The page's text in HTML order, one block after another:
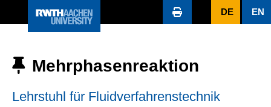
DE EN
Mehrphasenreaktion
Lehrstuhl für Fluidverfahrenstechnik